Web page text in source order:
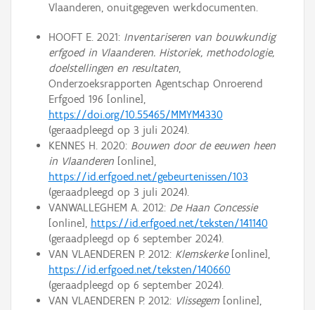
Vlaanderen, onuitgegeven werkdocumenten.
HOOFT E. 2021: Inventariseren van bouwkundig
erfgoed in Vlaanderen. Historiek, methodologie,
doelstellingen en resultaten,
Onderzoeksrapporten Agentschap Onroerend
Erfgoed 196 [online],
https://doi.org/10.55465/MMYM4330
(geraadpleegd op 3 juli 2024).
KENNES H. 2020: Bouwen door de eeuwen heen
in Vlaanderen[online],
https://id.erfgoed.net/gebeurtenissen/103
(geraadpleegd op 3 juli 2024).
VANWALLEGHEM A. 2012: De Haan Concessie
[online], https://id.erfgoed.net/teksten/141140
(geraadpleegd op 6 september 2024).
VAN VLAENDEREN P. 2012: Klemskerke[online],
https://id.erfgoed.net/teksten/140660
(geraadpleegd op 6 september 2024).
VAN VLAENDEREN P. 2012: Vlissegem[online],